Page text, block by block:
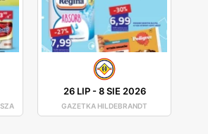
26 LIP-8 SIE 2026
GAZETKA HILDEBRANDT